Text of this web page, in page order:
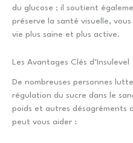
du glucose ; il soutient
préserve la santé visuelle,
vie plus saine et plus active.
Les Avantages Clés d’Insulevel
De nombreuses personnes
régulation du sucre dans le
poids et autres désagréments
peut vous aider :